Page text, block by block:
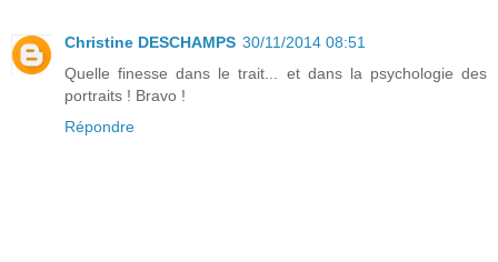
Christine DESCHAMPS 30/11/2014 08:51
Quelle finesse dans le trait... et dans la psychologie des
portraits ! Bravo !
Répondre